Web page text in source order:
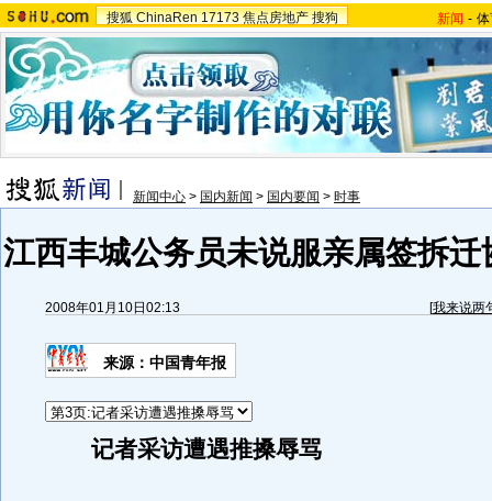
搜狐 ChinaRen 17173 焦点房地产 搜狗 新闻 -
新闻中心 > 国内新闻 > 国内要闻 > 时事
江西丰城公务员未说服亲属签拆迁
2008年01月10日02:13 [我来说两
来源：中国青年报
记者采访遭遇推搡辱骂